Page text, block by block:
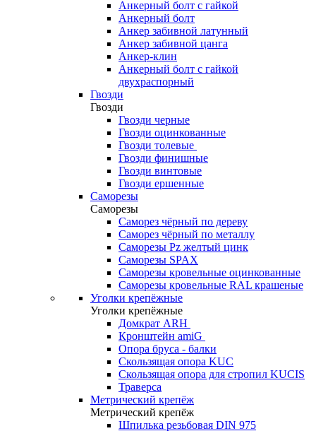
Анкерный болт с гайкой
Анкерный болт
Анкер забивной латунный
Анкер забивной цанга
Анкер-клин
Анкерный болт с гайкой
двухраспорный
Гвозди
Гвозди
Гвозди черные
Гвозди оцинкованные
Гвозди толевые
Гвозди финишные
Гвозди винтовые
Гвозди ершенные
Саморезы
Саморезы
Саморез чёрный по дереву
Саморез чёрный по металлу
Саморезы Pz желтый цинк
Саморезы SPAX
Саморезы кровельные оцинкованные
Саморезы кровельные RAL крашеные
Уголки крепёжные
Уголки крепёжные
Домкрат ARH
Кронштейн amiG
Опора бруса - балки
Скользящая опора KUC
Скользящая опора для стропил KUCIS
Траверса
Метрический крепёж
Метрический крепёж
Шпилька резьбовая DIN 975